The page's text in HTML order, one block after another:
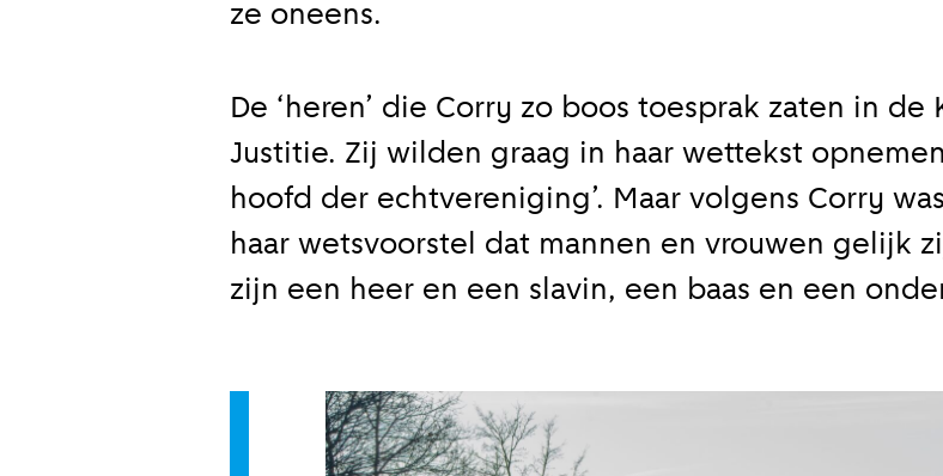
ze oneens.
De ‘heren’ die Corry zo boos toesprak zaten in de
Justitie. Zij wilden graag in haar wettekst
hoofd der echtvereniging’. Maar volgens Corry
haar wetsvoorstel dat mannen en vrouwen gelijk
zijn een heer en een slavin, een baas en een